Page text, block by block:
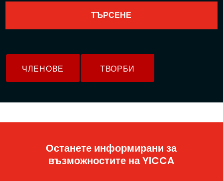
ЧЛЕНОВЕ ТВОРБИ
Останете информирани за
възможностите на YICCA